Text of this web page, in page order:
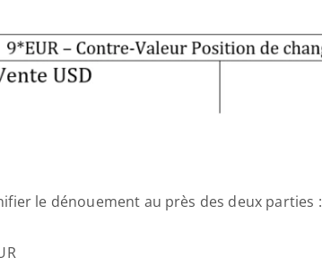
le dénouement au près des deux parties :